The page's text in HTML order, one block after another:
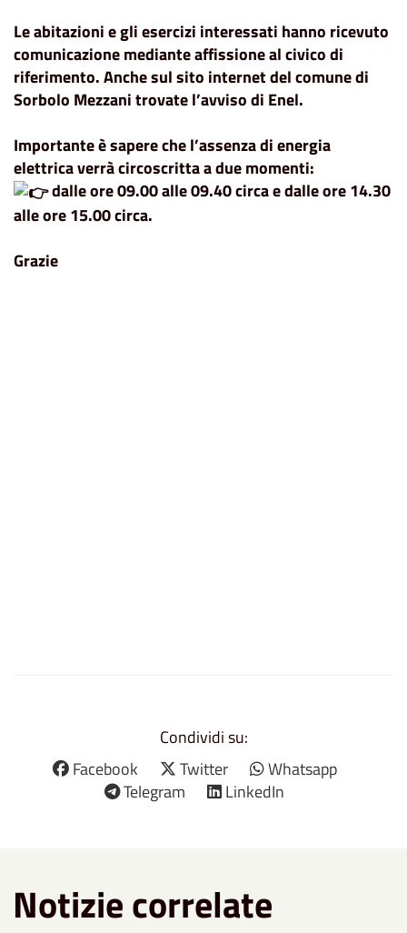
Le abitazioni e gli esercizi interessati hanno ricevuto
comunicazione mediante affissione al civico di
riferimento. Anche sul sito internet del comune di
Sorbolo Mezzani trovate l’avviso di Enel.
Importante è sapere che l’assenza di energia
elettrica verrà circoscritta a due momenti:
dalle ore 09.00 alle 09.40 circa e dalle ore 14.30
alle ore 15.00 circa.
Grazie
Condividi su:
Facebook
Twitter
Whatsapp
Telegram
LinkedIn
Notizie correlate